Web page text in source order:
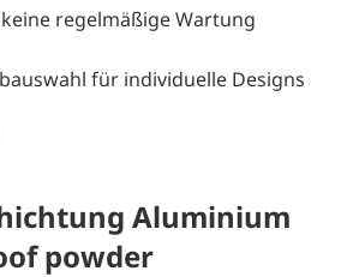
regelmäßige Wartung
für individuelle Designs
Aluminium
powder